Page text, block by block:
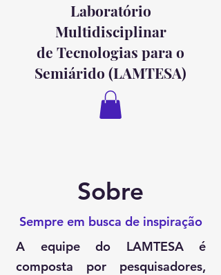
Laboratório
Multidisciplinar
de Tecnologias para o
Semiárido (LAMTESA)
Sobre
Sempre em busca de inspiração
A equipe do LAMTESA é
composta por pesquisadores,